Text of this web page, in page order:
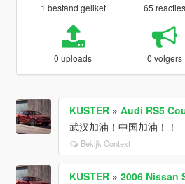
1 bestand geliket 65 reacties
0 uploads 0 volgers
KUSTER» Audi RS5
武汉加油！中国加油！！
Bekijk Context
KUSTER» 2006 Nissan